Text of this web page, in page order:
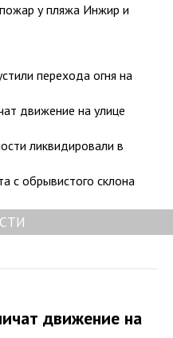
у пляжа Инжир и
перехода огня на
движение на улице
ликвидировали в
с обрывистого склона
движение на